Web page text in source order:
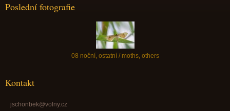
Poslední fotografie
08 noční, ostatní / moths, others
Kontakt
jschonbek@volny.cz